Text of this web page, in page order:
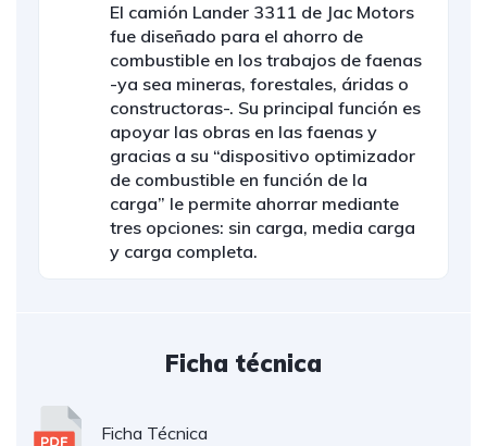
El camión Lander 3311 de Jac Motors
fue diseñado para el ahorro de
combustible en los trabajos de faenas
-ya sea mineras, forestales, áridas o
constructoras-. Su principal función es
apoyar las obras en las faenas y
gracias a su “dispositivo optimizador
de combustible en función de la
carga” le permite ahorrar mediante
tres opciones: sin carga, media carga
y carga completa.
Ficha técnica
Ficha Técnica